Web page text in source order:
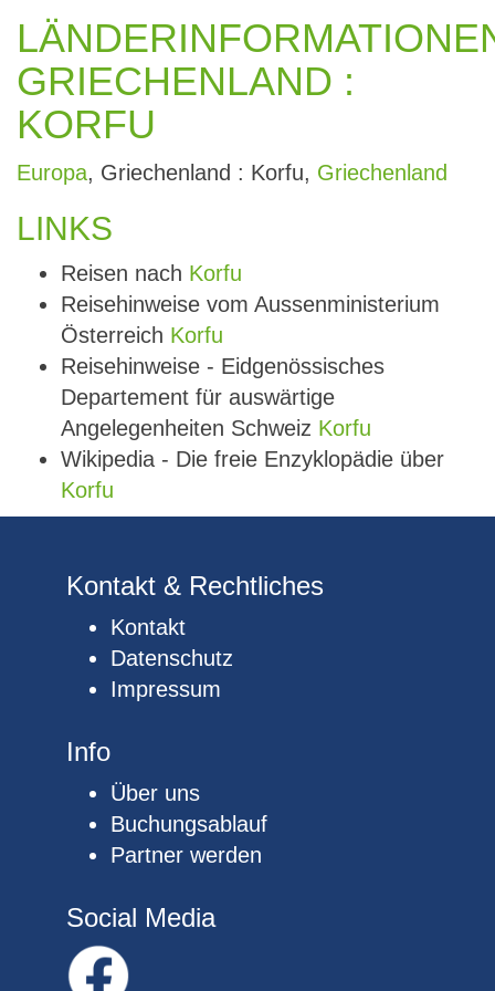
GRIECHENLAND :
KORFU
Europa, Griechenland : Korfu, Griechenland
LINKS
Reisen nach Korfu
Reisehinweise vom Aussenministerium
Österreich Korfu
Reisehinweise - Eidgenössisches
Departement für auswärtige
Angelegenheiten Schweiz Korfu
Wikipedia - Die freie Enzyklopädie über
Korfu
Kontakt & Rechtliches
Kontakt
Datenschutz
Impressum
Info
Über uns
Buchungsablauf
Partner werden
Social Media